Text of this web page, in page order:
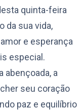
quinta-feira
da sua vida,
e esperança
especial.
a
seu coração
paz e equilíbrio